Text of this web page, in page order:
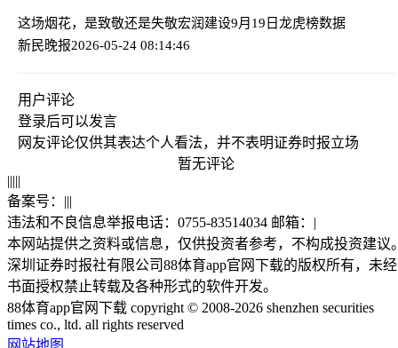
这场烟花，是致敬还是失敬宏润建设9月19日龙虎榜数据
新民晚报2026-05-24 08:14:46
用户评论
登录后可以发言
网友评论仅供其表达个人看法，并不表明证券时报立场
暂无评论
|||||
备案号： |||
违法和不良信息举报电话：0755-83514034 邮箱： |
本网站提供之资料或信息，仅供投资者参考，不构成投资建议
深圳证券时报社有限公司88体育app官网下载的版权所有，未经
书面授权禁止转载及各种形式的软件开发。
88体育app官网下载 copyright © 2008-2026 shenzhen securities
times co., ltd. all rights reserved
网站地图